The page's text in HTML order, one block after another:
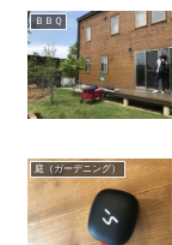
ＢＢＱ
庭（ガーデニング）